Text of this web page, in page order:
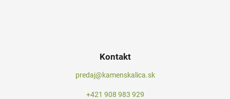
Kontakt
predaj@kamenskalica.sk
+421 908 983 929